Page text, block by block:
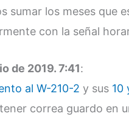
sumar los meses que
con la señal
de 2019. 7:41:
al W-210-2 y sus 10
correa guardo en